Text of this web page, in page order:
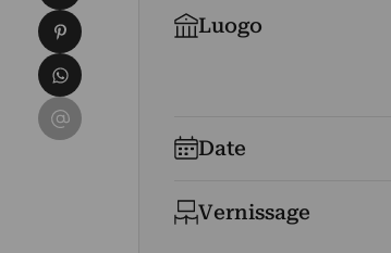
Luogo
Date
Vernissage
Condividi su Pinterest
Condividi su WhatsApp
Condividi su Email